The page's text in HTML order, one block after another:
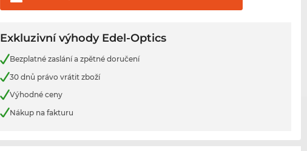
Exkluzivní výhody Edel-Optics
Bezplatné zaslání a zpětné doručení
30 dnů právo vrátit zboží
Výhodné ceny
Nákup na fakturu